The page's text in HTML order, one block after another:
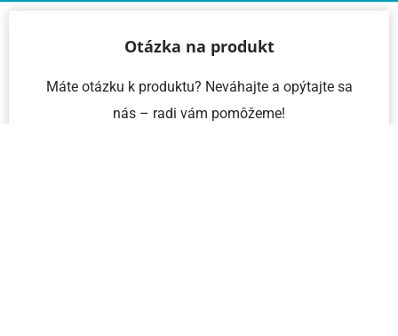
Otázka na produkt
Máte otázku k produktu? Neváhajte a opýtajte sa
nás – radi vám pomôžeme!